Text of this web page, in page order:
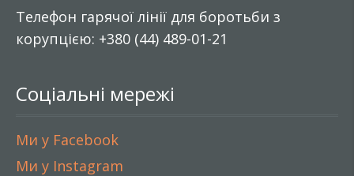
Телефон гарячої лінії для боротьби з
корупцією: +380 (44) 489-01-21
Соціальні мережі
Ми у Facebook
Ми у Instagram